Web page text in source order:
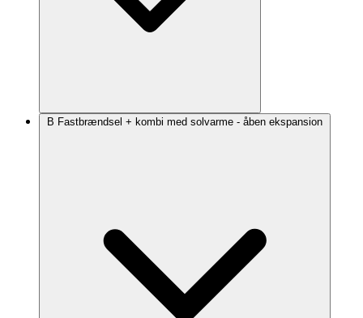
B Fastbrændsel + kombi med solvarme - åben ekspansion